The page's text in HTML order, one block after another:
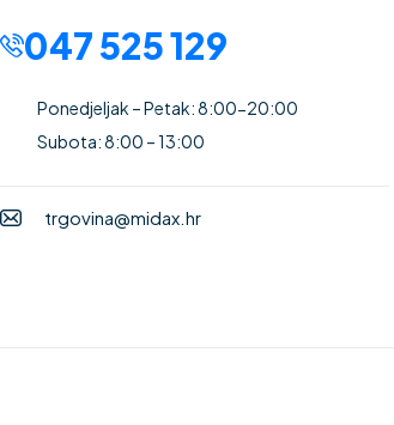
047 525 129
Ponedjeljak – Petak: 8:00-20:00
Subota: 8:00 – 13:00
trgovina@midax.hr